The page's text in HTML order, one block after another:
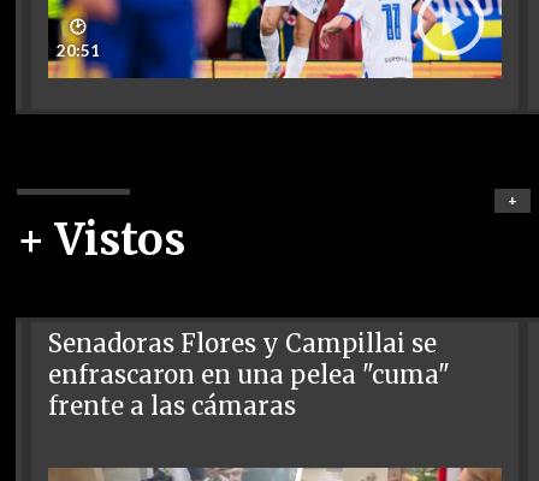
🕑
20:51
+ Vistos
+
Senadoras Flores y Campillai se
enfrascaron en una pelea "cuma"
frente a las cámaras